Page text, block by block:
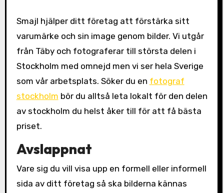
Smajl hjälper ditt företag att förstärka sitt
varumärke och sin image genom bilder. Vi utgår
från Täby och fotograferar till största delen i
Stockholm med omnejd men vi ser hela Sverige
som vår arbetsplats. Söker du en fotograf
stockholm bör du alltså leta lokalt för den delen
av stockholm du helst åker till för att få bästa
priset.
Avslappnat
Vare sig du vill visa upp en formell eller informell
sida av ditt företag så ska bilderna kännas